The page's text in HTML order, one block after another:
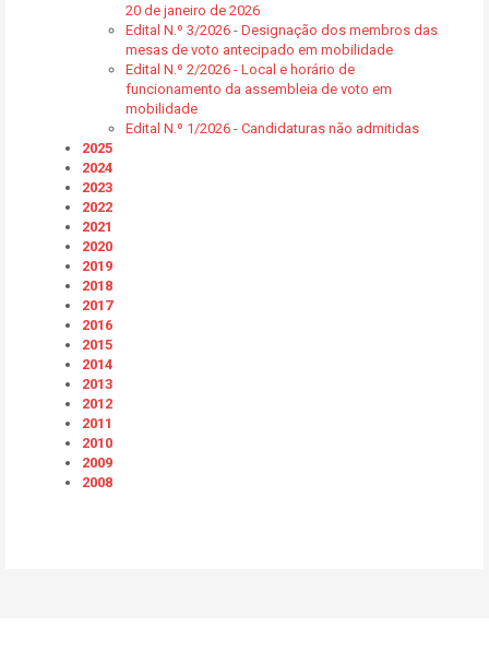
20 de janeiro de 2026
Edital N.º 3/2026 - Designação dos membros das
mesas de voto antecipado em mobilidade
Edital N.º 2/2026 - Local e horário de
funcionamento da assembleia de voto em
mobilidade
Edital N.º 1/2026 - Candidaturas não admitidas
2025
2024
2023
2022
2021
2020
2019
2018
2017
2016
2015
2014
2013
2012
2011
2010
2009
2008